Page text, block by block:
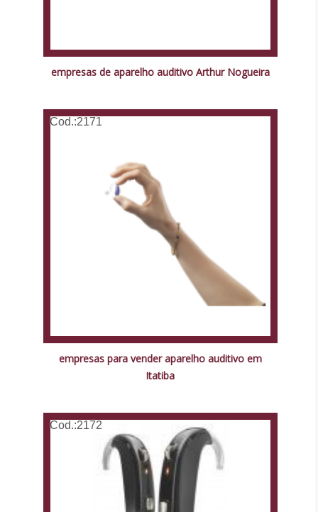
empresas de aparelho auditivo Arthur Nogueira
Cod.:2171
empresas para vender aparelho auditivo em
Itatiba
Cod.:2172